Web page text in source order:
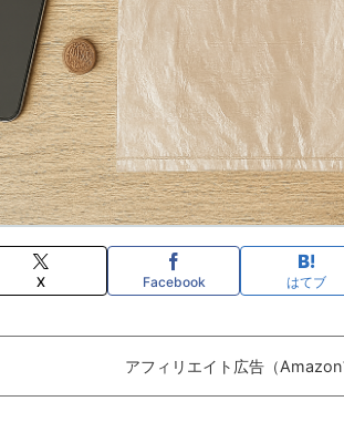
X Facebook はてブ
アフィリエイト広告（